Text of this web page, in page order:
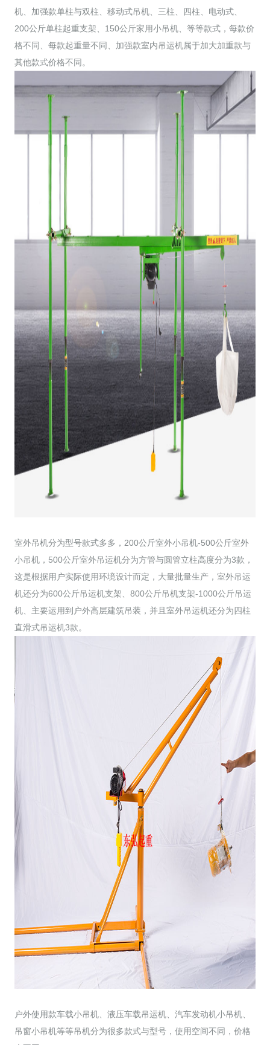
机、加强款单柱与双柱、移动式吊机、三柱、四柱、电动式、
200公斤单柱起重支架、150公斤家用小吊机、等等款式，每款价
格不同、每款起重量不同、加强款室内吊运机属于加大加重款与
其他款式价格不同。
室外吊机分为型号款式多多，200公斤室外小吊机-500公斤室外
小吊机，500公斤室外吊运机分为方管与圆管立柱高度分为3款，
这是根据用户实际使用环境设计而定，大量批量生产，室外吊运
机还分为600公斤吊运机支架、800公斤吊机支架-1000公斤吊运
机、主要运用到户外高层建筑吊装，并且室外吊运机还分为四柱
直滑式吊运机3款。
户外使用款车载小吊机、液压车载吊运机、汽车发动机小吊机、
吊窗小吊机等等吊机分为很多款式与型号，使用空间不同，价格